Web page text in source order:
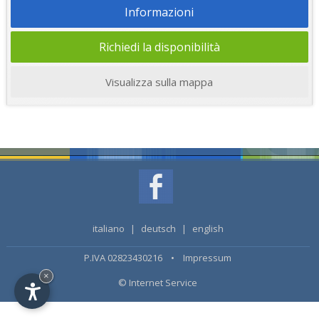
Informazioni
Richiedi la disponibilità
Visualizza sulla mappa
italiano | deutsch | english
P.IVA 02823430216 • Impressum
© Internet Service
×